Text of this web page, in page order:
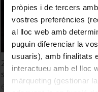
pròpies i de tercers
vostres preferències
al lloc web amb
puguin diferenciar la
usuaris), amb finalitats
interactueu amb el lloc
màrqueting (gestionar
2ª Jornada Tècnica
sobre els Centres de
6 Abril, 2017